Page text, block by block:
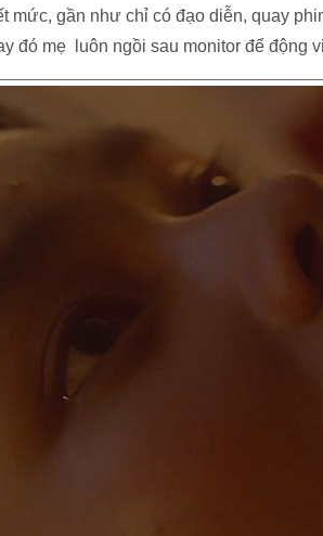
mức, gần như chỉ có đạo diễn, quay
đó mẹ luôn ngồi sau monitor để động